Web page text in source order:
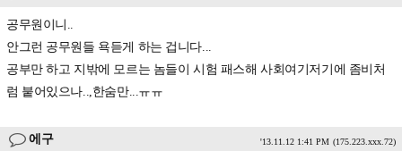
공무원이니..
안그런 공무원들 욕듣게 하는 겁니다...
공부만 하고 지밖에 모르는 놈들이 시험 패스해 사회여기저기에 좀비처
럼 붙어있으나..,한숨만...ㅠㅠ
에구 '13.11.12 1:41 PM (175.223.xxx.72)